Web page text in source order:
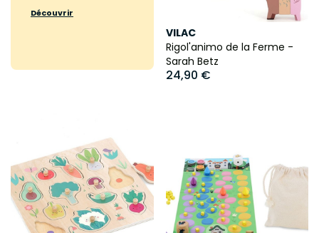
Découvrir
VILAC
Rigol'animo de la Ferme -
Sarah Betz
24,90 €